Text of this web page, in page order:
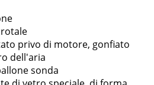
privo di motore, gonfiato
dell'aria
sonda